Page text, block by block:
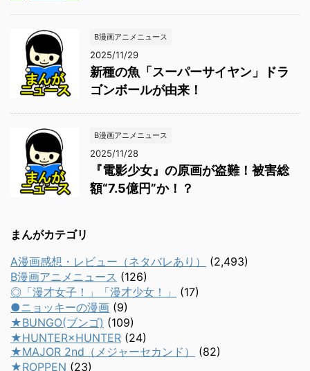
B漫画アニメニュース
2025/11/29
新種の魚「スーパーサイヤン」ドラ
ゴンボールが由来！
B漫画アニメニュース
2025/11/28
『電影少女』の原画が盗難！被害総
額“7.5億円”か！？
まんがカテゴリ
A漫画感想・レビュー（ネタバレあり）
(2,493)
B漫画アニメニュース (126)
◎「漫才女子！」「漫才少女！」
(17)
●ニョッキーの漫画 (9)
★BUNGO(ブンゴ) (109)
★HUNTER×HUNTER (24)
★MAJOR 2nd（メジャーセカンド）
(82)
★ROPPEN (23)